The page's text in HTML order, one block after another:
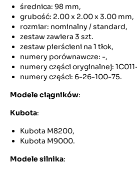
średnica: 98 mm,
grubość: 2.00 x 2.00 x 3.00 mm,
rozmiar: nominalny / standard,
zestaw zawiera 3 szt.
zestaw pierścieni na 1 tłok,
numery porównawcze: -,
numery części oryginalnej:
numery części: 6-26-100-75.
Modele ciągników:
Kubota:
Kubota M8200,
Kubota M9000.
Modele silnika: